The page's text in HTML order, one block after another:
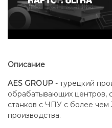
Описание
AES GROUP - турецкий
обрабатывающих центров,
станков с ЧПУ с более чем
производства.